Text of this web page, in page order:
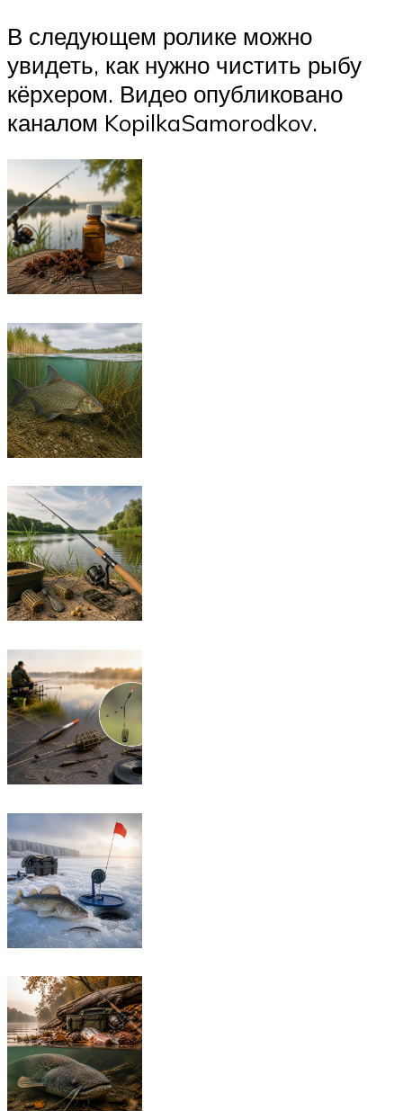
В следующем ролике можно
увидеть, как нужно чистить рыбу
кёрхером. Видео опубликовано
каналом KopilkaSamorodkov.